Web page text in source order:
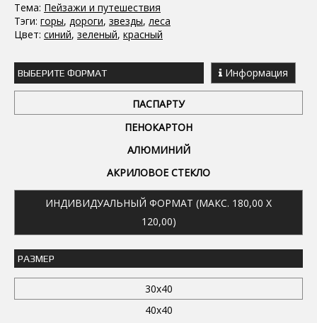
Тема: Пейзажи и путешествия
Тэги: горы, дороги, звезды, леса
Цвет: синий, зеленый, красный
ВЫБЕРИТЕ ФОРМАТ Информация
ПАСПАРТУ
ПЕНОКАРТОН
АЛЮМИНИЙ
АКРИЛОВОЕ СТЕКЛО
ИНДИВИДУАЛЬНЫЙ ФОРМАТ (МАКС. 180,00 X
120,00)
РАЗМЕР
30x40
40x40